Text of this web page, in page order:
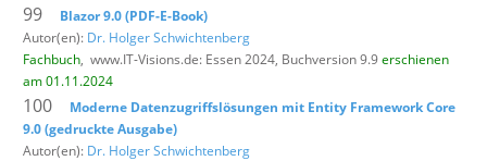
99
Blazor 9.0 (PDF-E-Book)
Autor(en): Dr. Holger Schwichtenberg
Fachbuch, www.IT-Visions.de: Essen 2024, Buchversion 9.9erschienen
am 01.11.2024
100
Moderne Datenzugriffslösungen mit Entity Framework Core
9.0 (gedruckte Ausgabe)
Autor(en): Dr. Holger Schwichtenberg